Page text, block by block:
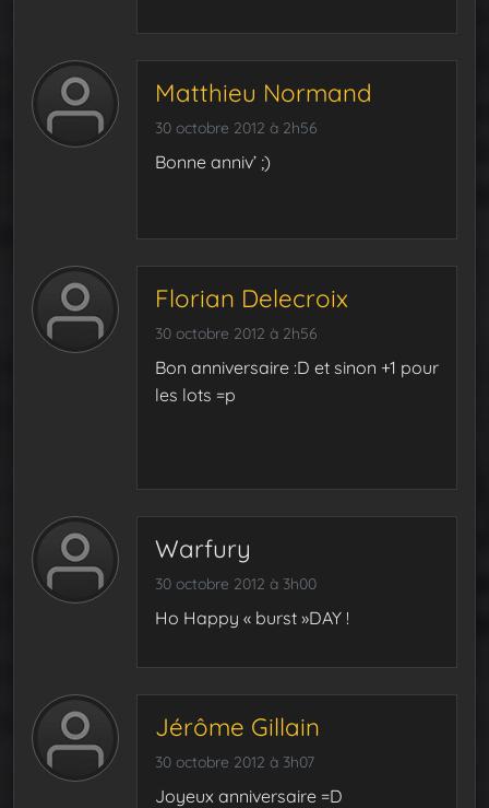
Matthieu Normand
30 octobre 2012 à 2h56
Bonne anniv’ ;)
Florian Delecroix
30 octobre 2012 à 2h56
Bon anniversaire :D et sinon +1 pour
les lots =p
Warfury
30 octobre 2012 à 3h00
Ho Happy « burst »DAY !
Jérôme Gillain
30 octobre 2012 à 3h07
Joyeux anniversaire =D